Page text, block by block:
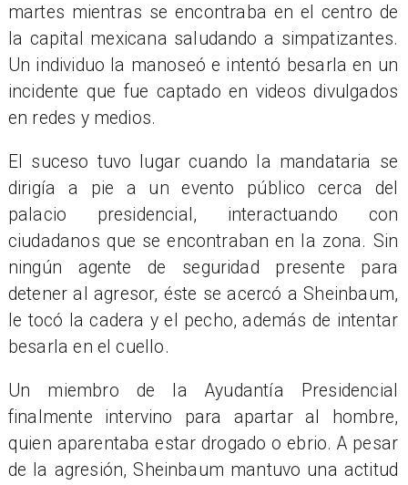
martes mientras se encontraba en el centro de
la capital mexicana saludando a simpatizantes.
Un individuo la manoseó e intentó besarla en un
incidente que fue captado en videos divulgados
en redes y medios.
El suceso tuvo lugar cuando la mandataria se
dirigía a pie a un evento público cerca del
palacio presidencial, interactuando con
ciudadanos que se encontraban en la zona. Sin
ningún agente de seguridad presente para
detener al agresor, éste se acercó a Sheinbaum,
le tocó la cadera y el pecho, además de intentar
besarla en el cuello.
Un miembro de la Ayudantía Presidencial
finalmente intervino para apartar al hombre,
quien aparentaba estar drogado o ebrio. A pesar
de la agresión, Sheinbaum mantuvo una actitud